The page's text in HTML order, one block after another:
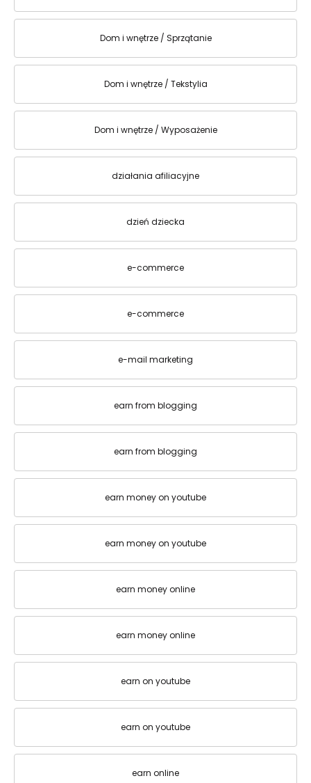
Dom i wnętrze / Sprzątanie
Dom i wnętrze / Tekstylia
Dom i wnętrze / Wyposażenie
działania afiliacyjne
dzień dziecka
e-commerce
e-commerce
e-mail marketing
earn from blogging
earn from blogging
earn money on youtube
earn money on youtube
earn money online
earn money online
earn on youtube
earn on youtube
earn online